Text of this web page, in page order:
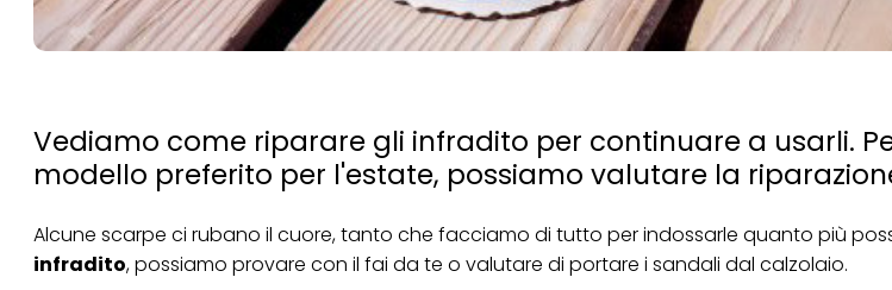
Vediamo come riparare gli infradito per continuare a usarli.
modello preferito per l'estate, possiamo valutare la
Alcune scarpe ci rubano il cuore, tanto che facciamo di tutto per indossarle quanto più
infradito, possiamo provare con il fai da te o valutare di portare i sandali dal calzolaio.